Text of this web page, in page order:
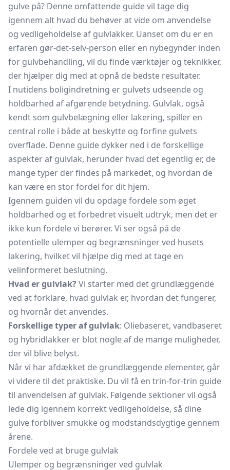
gulve på? Denne omfattende guide vil tage dig
igennem alt hvad du behøver at vide om anvendelse
og vedligeholdelse af gulvlakker. Uanset om du er en
erfaren gør-det-selv-person eller en nybegynder inden
for gulvbehandling, vil du finde værktøjer og teknikker,
der hjælper dig med at opnå de bedste resultater.
I nutidens boligindretning er gulvets udseende og
holdbarhed af afgørende betydning. Gulvlak, også
kendt som gulvbelægning eller lakering, spiller en
central rolle i både at beskytte og forfine gulvets
overflade. Denne guide dykker ned i de forskellige
aspekter af gulvlak, herunder hvad det egentlig er, de
mange typer der findes på markedet, og hvordan de
kan være en stor fordel for dit hjem.
Igennem guiden vil du opdage fordele som øget
holdbarhed og et forbedret visuelt udtryk, men det er
ikke kun fordele vi berører. Vi ser også på de
potentielle ulemper og begrænsninger ved husets
lakering, hvilket vil hjælpe dig med at tage en
velinformeret beslutning.
Hvad er gulvlak?Vi starter med det grundlæggende
ved at forklare, hvad gulvlak er, hvordan det fungerer,
og hvornår det anvendes.
Forskellige typer af gulvlak: Oliebaseret, vandbaseret
og hybridlakker er blot nogle af de mange muligheder,
der vil blive belyst.
Når vi har afdækket de grundlæggende elementer, går
vi videre til det praktiske. Du vil få en trin-for-trin guide
til anvendelsen af gulvlak. Følgende sektioner vil også
lede dig igennem korrekt vedligeholdelse, så dine
gulve forbliver smukke og modstandsdygtige gennem
årene.
Fordele ved at bruge gulvlak
Ulemper og begrænsninger ved gulvlak